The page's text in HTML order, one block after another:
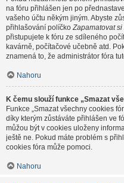
na fóru přihlášen jen po
vašeho účtu někým jiným. Abyste
přihlašování políčkoZapamatovat si
přistupujete k fóru ze sdíleného
kavárně, počítačové učebně atd.
znamená to, že administrátor fóra
Nahoru
K čemu slouží funkce „Smazat
Funkce „Smazat všechny cookies
díky kterým zůstáváte přihlášen ve
můžou být v cookies uloženy
ještě ne. Pokud máte problém s
cookies fóra může pomoci.
Nahoru